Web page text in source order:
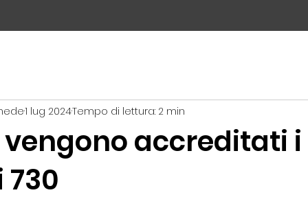
accreditati i
1 lug 2024Tempo di lettura: 2 min